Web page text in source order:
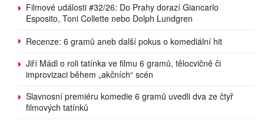
Filmové události #32/26: Do Prahy dorazí Giancarlo
Esposito, Toni Collette nebo Dolph Lundgren
Recenze: 6 gramů aneb další pokus o komediální hit
Jiří Mádl o roli tatínka ve filmu 6 gramů, tělocvičně či
improvizaci během „akčních“ scén
Slavnosní premiéru komedie 6 gramů uvedli dva ze čtyř
filmových tatínků